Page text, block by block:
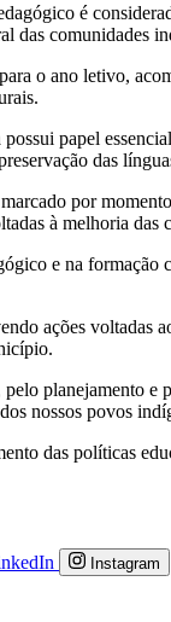
é
das comunidades
o ano letivo,
papel
das
por
à melhoria
e na
ações
planejamento
nossos povos
das políticas
Instagram